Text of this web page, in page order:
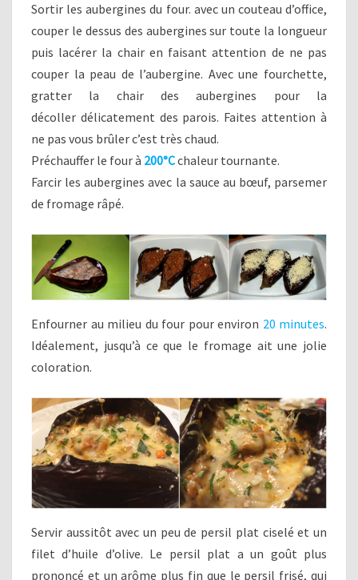
Sortir les aubergines du four. avec un couteau d’office,
couper le dessus des aubergines sur toute la longueur
puis lacérer la chair en faisant attention de ne pas
couper la peau de l’aubergine. Avec une fourchette,
gratter la chair des aubergines pour la
décoller délicatement des parois. Faites attention à
ne pas vous brûler c’est très chaud.
Préchauffer le four à 200°Cchaleur tournante.
Farcir les aubergines avec la sauce au bœuf, parsemer
de fromage râpé.
Enfourner au milieu du four pour environ 20 minutes.
Idéalement, jusqu’à ce que le fromage ait une jolie
coloration.
Servir aussitôt avec un peu de persil plat ciselé et un
filet d’huile d’olive. Le persil plat a un goût plus
prononcé et un arôme plus fin que le persil frisé, qui